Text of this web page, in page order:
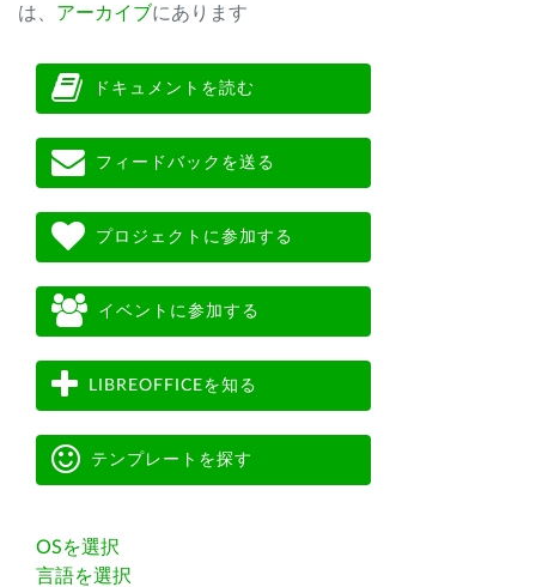
は、 アーカイブにあります
ドキュメントを読む
フィードバックを送る
プロジェクトに参加する
イベントに参加する
LIBREOFFICEを知る
テンプレートを探す
OSを選択
言語を選択